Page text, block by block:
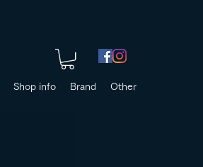
Shop info Brand Other